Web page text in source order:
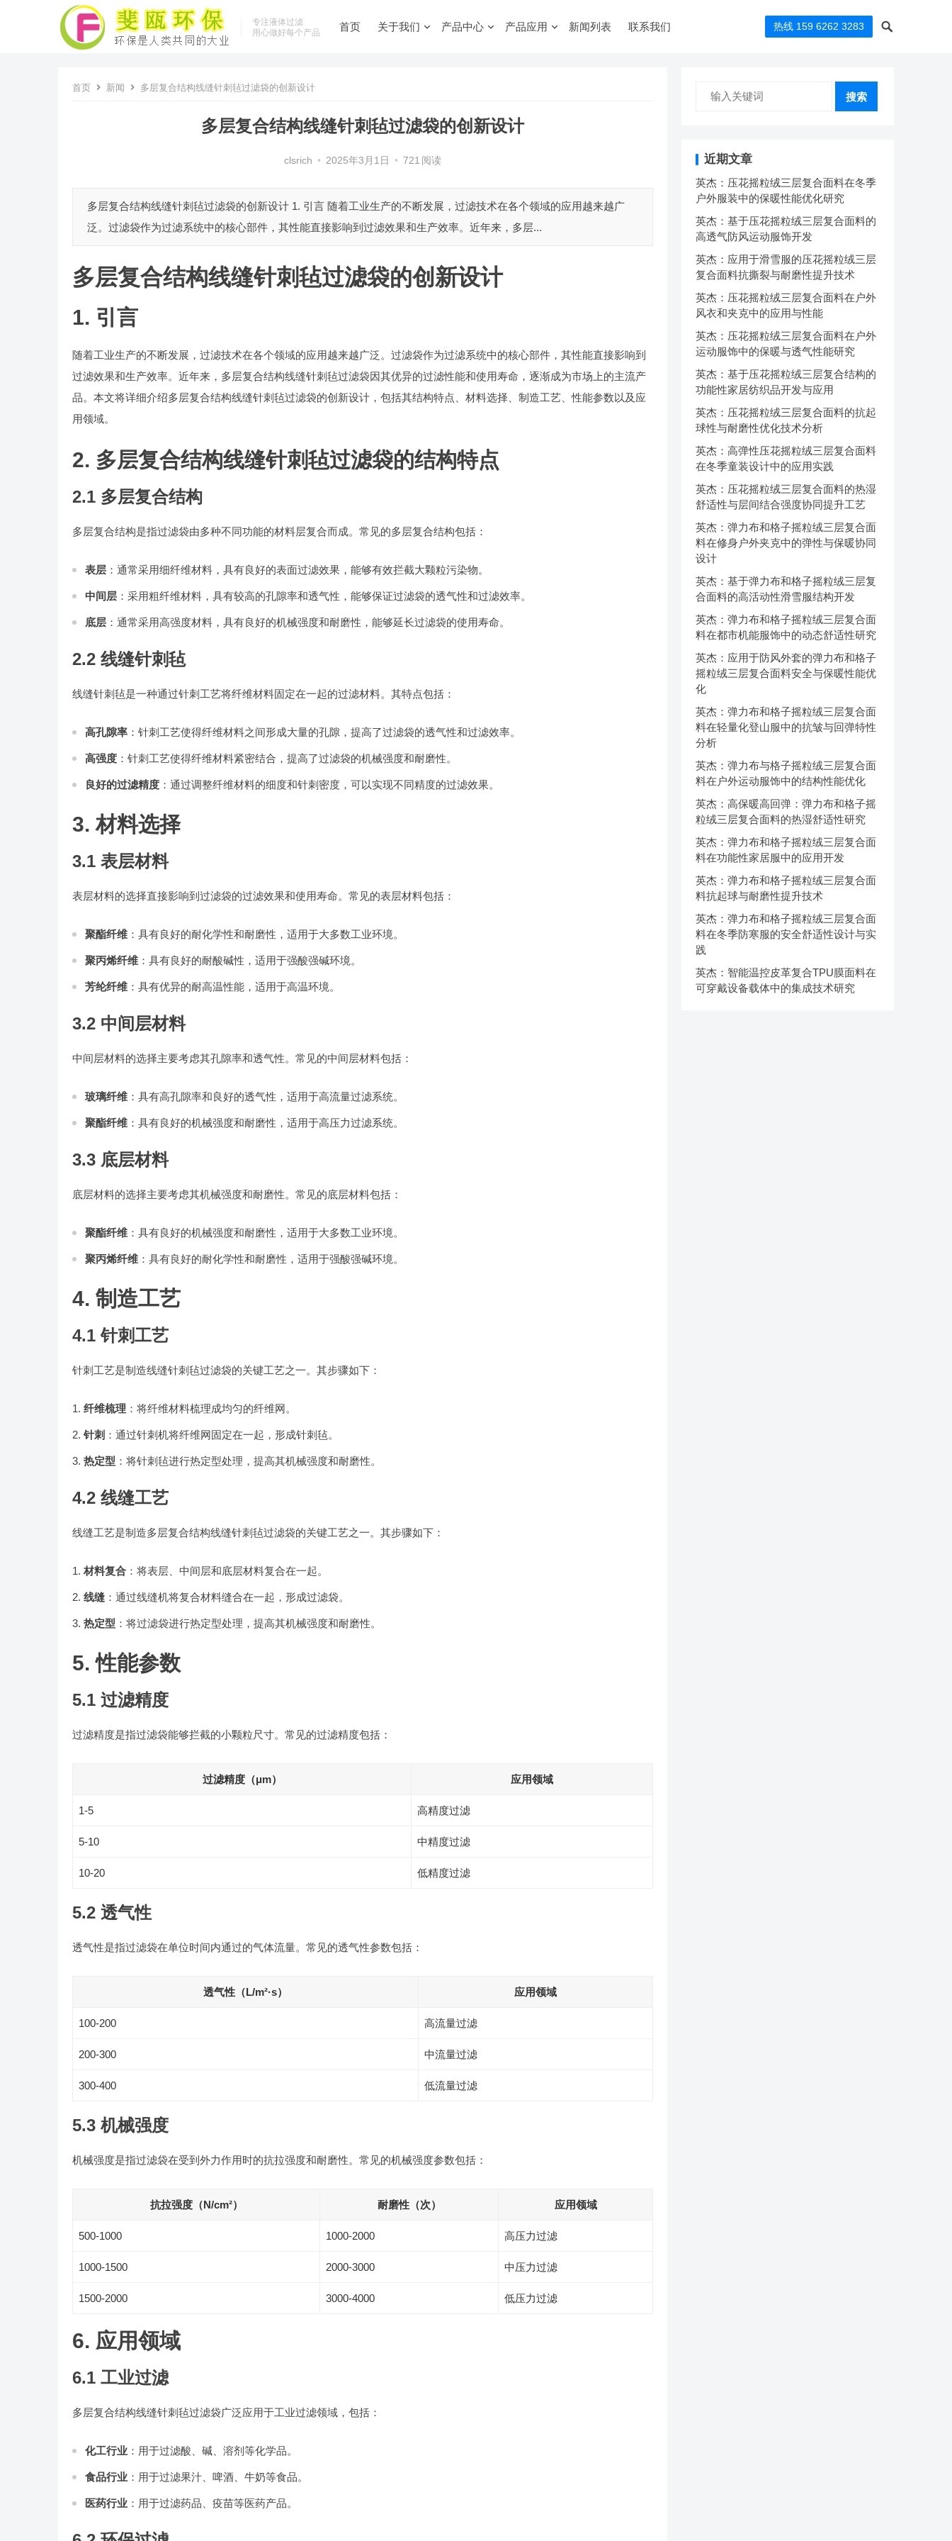
专注液体过滤
用心做好每个产品
首页 关于我们 产品中心 产品应用 新闻列表 联系我们 热线 159 6262 3283
首页 新闻 多层复合结构线缝针刺毡过滤袋的创新设计
多层复合结构线缝针刺毡过滤袋的创新设计
clsrich • 2025年3月1日 • 721 阅读
多层复合结构线缝针刺毡过滤袋的创新设计 1. 引言 随着工业生产的不断发展，过滤技术在各个领域的应用越来越广
泛。过滤袋作为过滤系统中的核心部件，其性能直接影响到过滤效果和生产效率。近年来，多层...
多层复合结构线缝针刺毡过滤袋的创新设计
1. 引言
随着工业生产的不断发展，过滤技术在各个领域的应用越来越广泛。过滤袋作为过滤系统中的核心部件，其性能直接影响到
过滤效果和生产效率。近年来，多层复合结构线缝针刺毡过滤袋因其优异的过滤性能和使用寿命，逐渐成为市场上的主流产
品。本文将详细介绍多层复合结构线缝针刺毡过滤袋的创新设计，包括其结构特点、材料选择、制造工艺、性能参数以及应
用领域。
2. 多层复合结构线缝针刺毡过滤袋的结构特点
2.1 多层复合结构
多层复合结构是指过滤袋由多种不同功能的材料层复合而成。常见的多层复合结构包括：
表层 ：通常采用细纤维材料，具有良好的表面过滤效果，能够有效拦截大颗粒污染物。
中间层 ：采用粗纤维材料，具有较高的孔隙率和透气性，能够保证过滤袋的透气性和过滤效率。
底层 ：通常采用高强度材料，具有良好的机械强度和耐磨性，能够延长过滤袋的使用寿命。
2.2 线缝针刺毡
线缝针刺毡是一种通过针刺工艺将纤维材料固定在一起的过滤材料。其特点包括：
高孔隙率 ：针刺工艺使得纤维材料之间形成大量的孔隙，提高了过滤袋的透气性和过滤效率。
高强度 ：针刺工艺使得纤维材料紧密结合，提高了过滤袋的机械强度和耐磨性。
良好的过滤精度 ：通过调整纤维材料的细度和针刺密度，可以实现不同精度的过滤效果。
3. 材料选择
3.1 表层材料
表层材料的选择直接影响到过滤袋的过滤效果和使用寿命。常见的表层材料包括：
聚酯纤维 ：具有良好的耐化学性和耐磨性，适用于大多数工业环境。
聚丙烯纤维 ：具有良好的耐酸碱性，适用于强酸强碱环境。
芳纶纤维 ：具有优异的耐高温性能，适用于高温环境。
3.2 中间层材料
中间层材料的选择主要考虑其孔隙率和透气性。常见的中间层材料包括：
玻璃纤维 ：具有高孔隙率和良好的透气性，适用于高流量过滤系统。
聚酯纤维 ：具有良好的机械强度和耐磨性，适用于高压力过滤系统。
3.3 底层材料
底层材料的选择主要考虑其机械强度和耐磨性。常见的底层材料包括：
聚酯纤维 ：具有良好的机械强度和耐磨性，适用于大多数工业环境。
聚丙烯纤维 ：具有良好的耐化学性和耐磨性，适用于强酸强碱环境。
4. 制造工艺
4.1 针刺工艺
针刺工艺是制造线缝针刺毡过滤袋的关键工艺之一。其步骤如下：
纤维梳理 ：将纤维材料梳理成均匀的纤维网。
针刺 ：通过针刺机将纤维网固定在一起，形成针刺毡。
热定型 ：将针刺毡进行热定型处理，提高其机械强度和耐磨性。
4.2 线缝工艺
线缝工艺是制造多层复合结构线缝针刺毡过滤袋的关键工艺之一。其步骤如下：
材料复合 ：将表层、中间层和底层材料复合在一起。
线缝 ：通过线缝机将复合材料缝合在一起，形成过滤袋。
热定型 ：将过滤袋进行热定型处理，提高其机械强度和耐磨性。
5. 性能参数
5.1 过滤精度
过滤精度是指过滤袋能够拦截的小颗粒尺寸。常见的过滤精度包括：
过滤精度（μm） 应用领域
1-5 高精度过滤
5-10 中精度过滤
10-20 低精度过滤
5.2 透气性
透气性是指过滤袋在单位时间内通过的气体流量。常见的透气性参数包括：
透气性（L/m²·s） 应用领域
100-200 高流量过滤
200-300 中流量过滤
300-400 低流量过滤
5.3 机械强度
机械强度是指过滤袋在受到外力作用时的抗拉强度和耐磨性。常见的机械强度参数包括：
抗拉强度（N/cm²） 耐磨性（次） 应用领域
500-1000 1000-2000 高压力过滤
1000-1500 2000-3000 中压力过滤
1500-2000 3000-4000 低压力过滤
6. 应用领域
6.1 工业过滤
多层复合结构线缝针刺毡过滤袋广泛应用于工业过滤领域，包括：
化工行业 ：用于过滤酸、碱、溶剂等化学品。
食品行业 ：用于过滤果汁、啤酒、牛奶等食品。
医药行业 ：用于过滤药品、疫苗等医药产品。
搜索
近期文章
英杰：压花摇粒绒三层复合面料在冬季
户外服装中的保暖性能优化研究
英杰：基于压花摇粒绒三层复合面料的
高透气防风运动服饰开发
英杰：应用于滑雪服的压花摇粒绒三层
复合面料抗撕裂与耐磨性提升技术
英杰：压花摇粒绒三层复合面料在户外
风衣和夹克中的应用与性能
英杰：压花摇粒绒三层复合面料在户外
运动服饰中的保暖与透气性能研究
英杰：基于压花摇粒绒三层复合结构的
功能性家居纺织品开发与应用
英杰：压花摇粒绒三层复合面料的抗起
球性与耐磨性优化技术分析
英杰：高弹性压花摇粒绒三层复合面料
在冬季童装设计中的应用实践
英杰：压花摇粒绒三层复合面料的热湿
舒适性与层间结合强度协同提升工艺
英杰：弹力布和格子摇粒绒三层复合面
料在修身户外夹克中的弹性与保暖协同
设计
英杰：基于弹力布和格子摇粒绒三层复
合面料的高活动性滑雪服结构开发
英杰：弹力布和格子摇粒绒三层复合面
料在都市机能服饰中的动态舒适性研究
英杰：应用于防风外套的弹力布和格子
摇粒绒三层复合面料安全与保暖性能优
化
英杰：弹力布和格子摇粒绒三层复合面
料在轻量化登山服中的抗皱与回弹特性
分析
英杰：弹力布与格子摇粒绒三层复合面
料在户外运动服饰中的结构性能优化
英杰：高保暖高回弹：弹力布和格子摇
粒绒三层复合面料的热湿舒适性研究
英杰：弹力布和格子摇粒绒三层复合面
料在功能性家居服中的应用开发
英杰：弹力布和格子摇粒绒三层复合面
料抗起球与耐磨性提升技术
英杰：弹力布和格子摇粒绒三层复合面
料在冬季防寒服的安全舒适性设计与实
践
英杰：智能温控皮革复合TPU膜面料在
可穿戴设备载体中的集成技术研究